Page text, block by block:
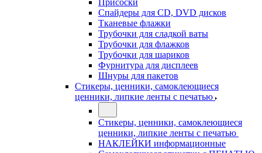
Присоски
Спайдеры для CD, DVD дисков
Тканевые флажки
Трубочки для сладкой ваты
Трубочки для флажков
Трубочки для шариков
Фурнитура для дисплеев
Шнуры для пакетов
Стикеры, ценники, самоклеющиеся
ценники, липкие ленты с печатью
Стикеры, ценники, самоклеющиеся
ценники, липкие ленты с печатью
НАКЛЕЙКИ информационные